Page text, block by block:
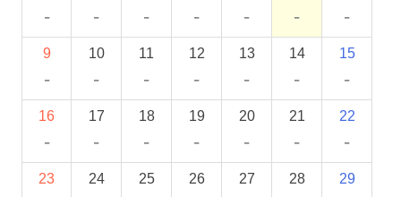
- - - - - - -
9
-
10
-
11
-
12
-
13
-
14
-
15
-
16
-
17
-
18
-
19
-
20
-
21
-
22
-
23 24 25 26 27 28 29